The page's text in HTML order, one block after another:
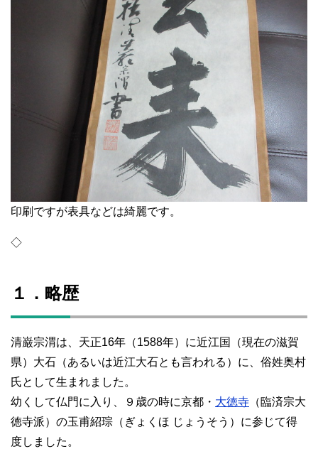
印刷ですが表具などは綺麗です。
◇
１．略歴
清巌宗渭は、天正16年（1588年）に近江国（現在の滋賀
県）大石（あるいは近江大石とも言われる）に、俗姓奥村
氏として生まれました。
幼くして仏門に入り、９歳の時に京都・ 大徳寺 （臨済宗大
徳寺派）の玉甫紹琮（ぎょくほ じょうそう）に参じて得
度しました。